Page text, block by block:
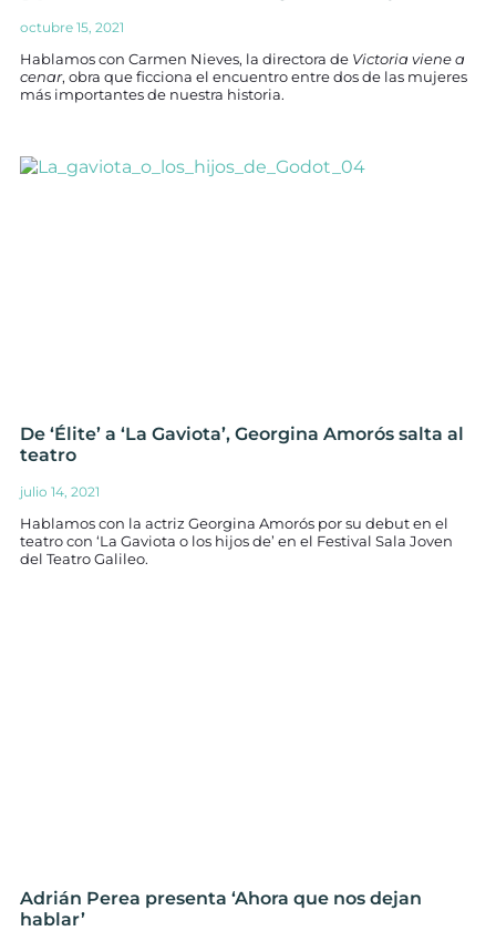
octubre 15, 2021
Hablamos con Carmen Nieves, la directora de Victoria viene a
cenar, obra que ficciona el encuentro entre dos de las mujeres
más importantes de nuestra historia.
De ‘Élite’ a ‘La Gaviota’, Georgina Amorós salta al
teatro
julio 14, 2021
Hablamos con la actriz Georgina Amorós por su debut en el
teatro con ‘La Gaviota o los hijos de’ en el Festival Sala Joven
del Teatro Galileo.
Adrián Perea presenta ‘Ahora que nos dejan
hablar’